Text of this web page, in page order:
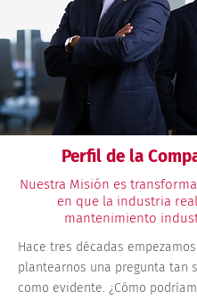
Perfil de la
Nuestra Misión es
en que la industria
mantenimiento
Hace tres décadas
plantearnos una pregunta tan
como evidente. ¿Cómo